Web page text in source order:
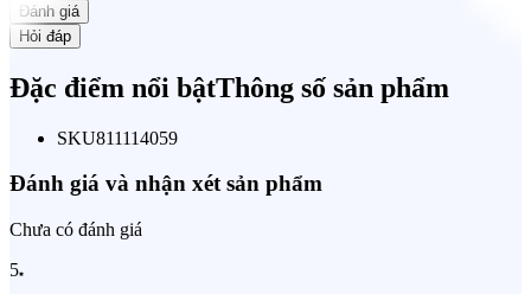
Đánh giá
Hỏi đáp
Đặc điểm nổi bậtThông số sản phẩm
SKU811114059
Đánh giá và nhận xét sản phẩm
Chưa có đánh giá
5